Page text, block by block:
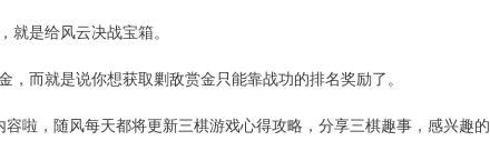
是给风云决战宝箱。
而就是说你想获取剿敌赏金只能靠战功的排名奖励了。
啦，随风每天都将更新三棋游戏心得攻略，分享三棋趣事，感兴趣的